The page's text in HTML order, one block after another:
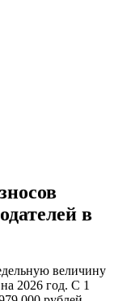
в
величину
2026 год. С 1